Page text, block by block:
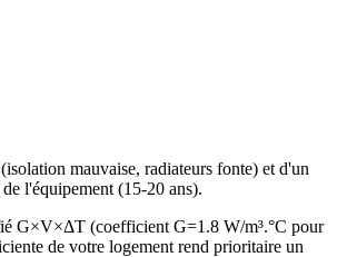
mauvaise, radiateurs fonte) et d'un
l'équipement (15-20 ans).
G×V×ΔT (coefficient G=1.8 W/m³.°C pour
de votre logement rend prioritaire un